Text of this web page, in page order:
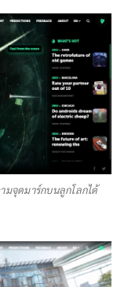
มจุดมาร์กบนลูกโลกได้